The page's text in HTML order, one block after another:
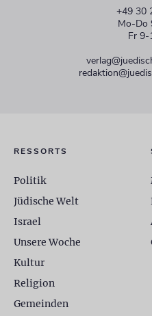
+49 30
Mo-Do
Fr 9-
RESSORTS
Politik
Jüdische Welt
Israel
Unsere Woche
Kultur
Religion
Gemeinden